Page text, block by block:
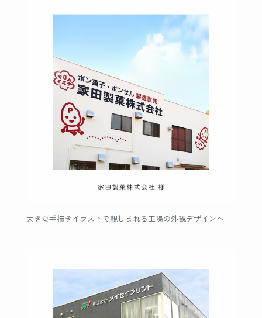
大きな手描きイラストで親しまれる工場の外観デザインへ